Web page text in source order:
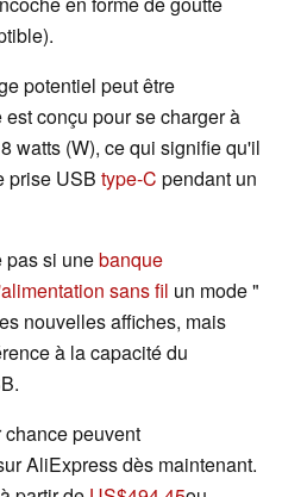
potentiel peut être
conçu pour se charger à
watts (W), ce qui signifie qu'il
prise USB type-C pendant un
pas si unebanque
sans fil un mode "
nouvelles affiches, mais
à la capacité du
peuvent
AliExpress dès maintenant.